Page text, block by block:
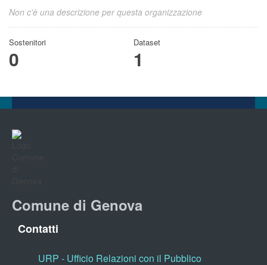
Non c'è una descrizione per questa organizzazione
Sostenitori
0
Dataset
1
Comune di Genova
Contatti
URP - Ufficio Relazioni con il Pubblico